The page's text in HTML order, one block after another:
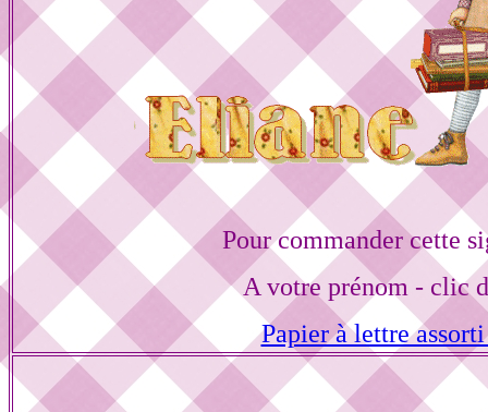
Pour commander cette
A votre prénom - clic
Papier à lettre